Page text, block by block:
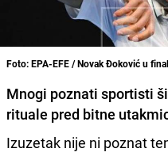
Foto: EPA-EFE / Novak Đoković u
Mnogi poznati sportisti
rituale pred bitne
Izuzetak nije ni poznat